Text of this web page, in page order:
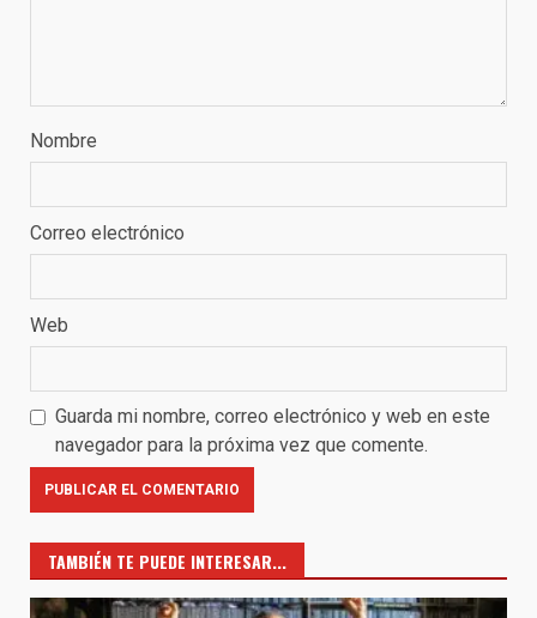
Nombre
Correo electrónico
Web
Guarda mi nombre, correo electrónico y web en este
navegador para la próxima vez que comente.
TAMBIÉN TE PUEDE INTERESAR...